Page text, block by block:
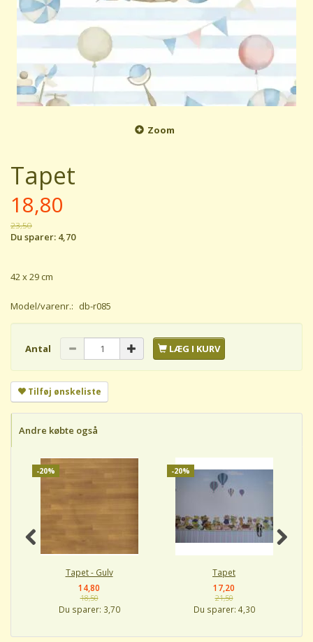
Zoom
Tapet
18,80
23,50
Du sparer: 4,70
42 x 29 cm
Model/varenr.: db-r085
Antal LÆG I KURV
Tilføj ønskeliste
Andre købte også
-20%
Tapet - Gulv
14,80
18,50
Du sparer: 3,70
-20%
Tapet
17,20
21,50
Du sparer: 4,30